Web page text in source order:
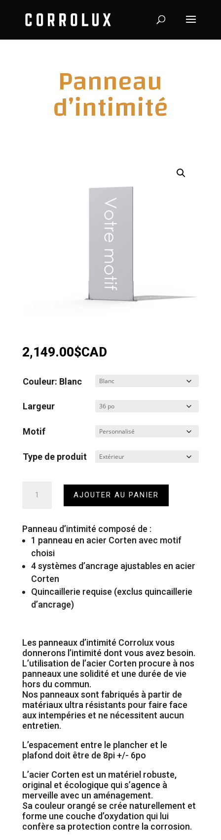
Panneau
d’intimité
2,149.00$CAD
Couleur: Blanc
Largeur
Motif
Type de produit
AJOUTER AU PANIER
Panneau d’intimité composé de :
1 panneau en acier Corten avec motif
choisi
4 systèmes d’ancrage ajustables en acier
Corten
Quincaillerie requise (exclus quincaillerie
d’ancrage)
Les panneaux d’intimité Corrolux vous
donnerons l’intimité dont vous avez besoin.
L’utilisation de l’acier Corten procure à nos
panneaux une solidité et une durée de vie
hors du commun.
Nos panneaux sont fabriqués à partir de
matériaux ultra résistants pour faire face
aux intempéries et ne nécessitent aucun
entretien.
L’espacement entre le plancher et le
plafond doit être de 8pi +/- 6po
L’acier Corten est un matériel robuste,
original et écologique qui s’agence à
merveille avec un aménagement.
Sa couleur orangé se crée naturellement et
forme une couche d’oxydation qui lui
confère sa protection contre la corrosion.